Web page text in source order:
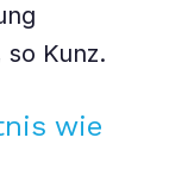
so Kunz.
wie